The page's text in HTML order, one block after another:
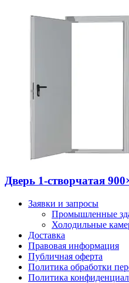
Дверь 1-створчатая
Заявки и запросы
Промышленные
Холодильные
Доставка
Правовая информация
Публичная оферта
Политика обработки
Политика